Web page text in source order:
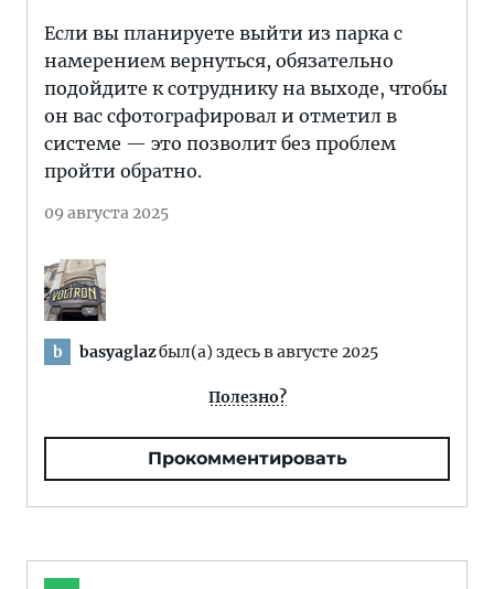
Если вы планируете выйти из парка с
намерением вернуться, обязательно
подойдите к сотруднику на выходе, чтобы
он вас сфотографировал и отметил в
системе — это позволит без проблем
пройти обратно.
09 августа 2025
b basyaglazбыл(а) здесь в августе 2025
Полезно?
Прокомментировать